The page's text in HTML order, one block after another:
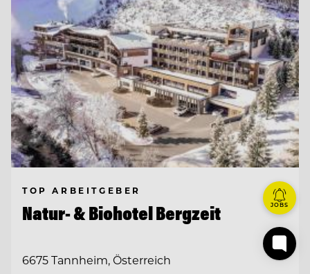
TOP ARBEITGEBER
Natur- & Biohotel Bergzeit
6675 Tannheim, Österreich
JOBS